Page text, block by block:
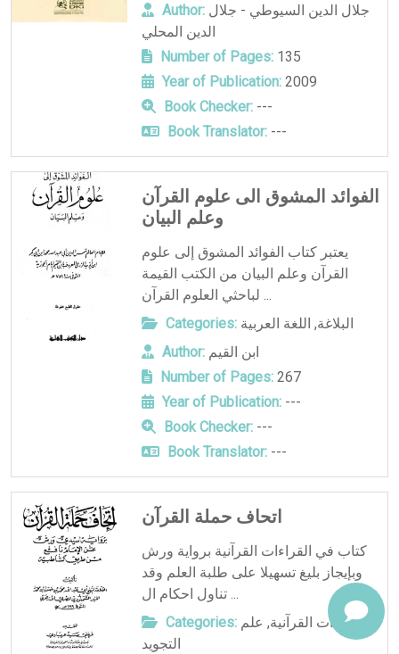
Author: جلال الدين السيوطي - جلال
الدين المحلي
Number of Pages:135
Year of Publication:2009
Book Checker:---
Book Translator:---
الفوائد المشوق الى علوم القرآن
وعلم البيان
يعتبر كتاب الفوائد المشوق إلى علوم
القرآن وعلم البيان من الكتب القيمة
لباحثي العلوم القرآن ...
Categories:
البلاغة, اللغة العربية
Author: ابن القيم
Number of Pages:267
Year of Publication:---
Book Checker:---
Book Translator:---
اتحاف حملة القرآن
كتاب في القراءات القرآنية برواية ورش
وبإيجاز بليغ تسهيلا على طلبة العلم وقد
تناول احكام ال ...
Categories:
القراءات القرآنية, علم
التجويد